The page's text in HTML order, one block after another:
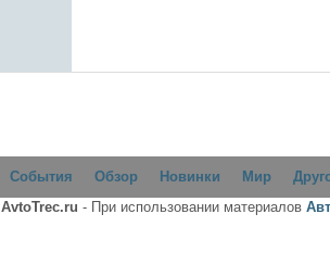
События Обзор Новинки Мир
AvtoTrec.ru - При использовании материалов